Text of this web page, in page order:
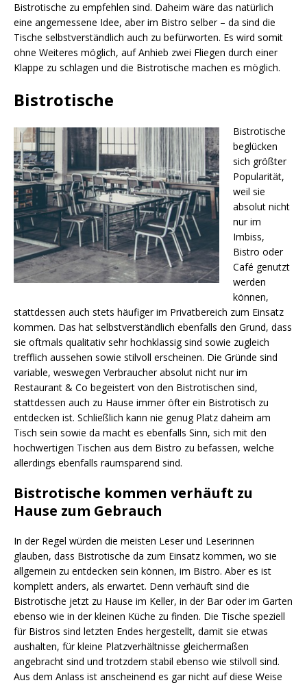
Bistrotische zu empfehlen sind. Daheim wäre das natürlich
eine angemessene Idee, aber im Bistro selber – da sind die
Tische selbstverständlich auch zu befürworten. Es wird somit
ohne Weiteres möglich, auf Anhieb zwei Fliegen durch einer
Klappe zu schlagen und die Bistrotische machen es möglich.
Bistrotische
Bistrotische
beglücken
sich größter
Popularität,
weil sie
absolut nicht
nur im
Imbiss,
Bistro oder
Café genutzt
werden
können,
stattdessen auch stets häufiger im Privatbereich zum Einsatz
kommen. Das hat selbstverständlich ebenfalls den Grund, dass
sie oftmals qualitativ sehr hochklassig sind sowie zugleich
trefflich aussehen sowie stilvoll erscheinen. Die Gründe sind
variable, weswegen Verbraucher absolut nicht nur im
Restaurant & Co begeistert von den Bistrotischen sind,
stattdessen auch zu Hause immer öfter ein Bistrotisch zu
entdecken ist. Schließlich kann nie genug Platz daheim am
Tisch sein sowie da macht es ebenfalls Sinn, sich mit den
hochwertigen Tischen aus dem Bistro zu befassen, welche
allerdings ebenfalls raumsparend sind.
Bistrotische kommen verhäuft zu
Hause zum Gebrauch
In der Regel würden die meisten Leser und Leserinnen
glauben, dass Bistrotische da zum Einsatz kommen, wo sie
allgemein zu entdecken sein können, im Bistro. Aber es ist
komplett anders, als erwartet. Denn verhäuft sind die
Bistrotische jetzt zu Hause im Keller, in der Bar oder im Garten
ebenso wie in der kleinen Küche zu finden. Die Tische speziell
für Bistros sind letzten Endes hergestellt, damit sie etwas
aushalten, für kleine Platzverhältnisse gleichermaßen
angebracht sind und trotzdem stabil ebenso wie stilvoll sind.
Aus dem Anlass ist anscheinend es gar nicht auf diese Weise